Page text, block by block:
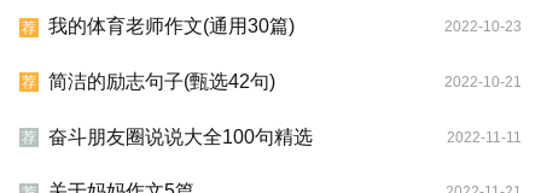
荐 我的体育老师作文(通用30篇) 2022-10-23
荐 简洁的励志句子(甄选42句) 2022-10-21
荐 奋斗朋友圈说说大全100句精选 2022-11-11